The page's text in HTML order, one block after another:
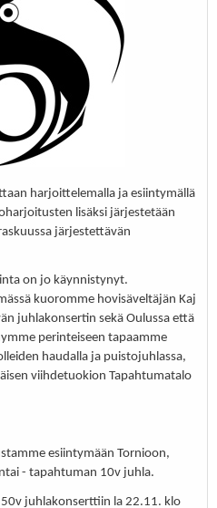
harjoittelemalla ja esiintymällä
lisäksi järjestetään
järjestettävän
on jo käynnistynyt.
kuoromme hovisäveltäjän Kaj
juhlakonsertin sekä Oulussa että
perinteiseen tapaamme
haudalla ja puistojuhlassa,
viihdetuokion Tapahtumatalo
esiintymään Tornioon,
- tapahtuman 10v juhla.
juhlakonserttiin la 22.11. klo